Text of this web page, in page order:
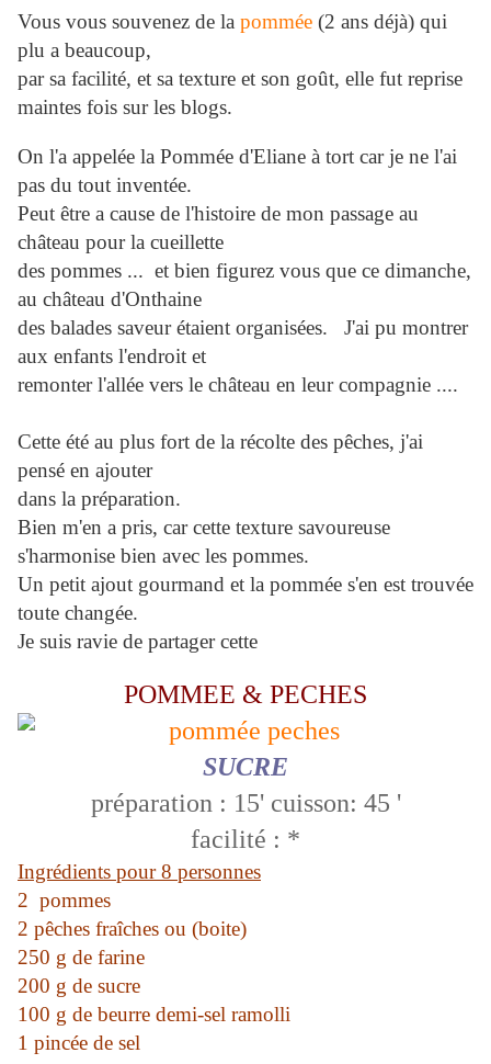
Vous vous souvenez de la pommée (2 ans déjà) qui
plu a beaucoup,
par sa facilité, et sa texture et son goût, elle fut reprise
maintes fois sur les blogs.
On l'a appelée la Pommée d'Eliane à tort car je ne l'ai
pas du tout inventée.
Peut être a cause de l'histoire de mon passage au
château pour la cueillette
des pommes ... et bien figurez vous que ce dimanche,
au château d'Onthaine
des balades saveur étaient organisées. J'ai pu montrer
aux enfants l'endroit et
remonter l'allée vers le château en leur compagnie ....
Cette été au plus fort de la récolte des pêches, j'ai
pensé en ajouter
dans la préparation.
Bien m'en a pris, car cette texture savoureuse
s'harmonise bien avec les pommes.
Un petit ajout gourmand et la pommée s'en est trouvée
toute changée.
Je suis ravie de partager cette
POMMEE & PECHES
SUCRE
préparation : 15' cuisson: 45 '
facilité : *
Ingrédients pour 8 personnes
2 pommes
2 pêches fraîches ou (boite)
250 g de farine
200 g de sucre
100 g de beurre demi-sel ramolli
1 pincée de sel